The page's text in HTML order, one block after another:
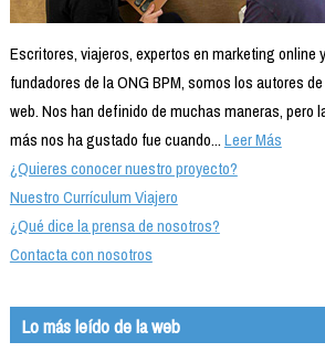
Escritores, viajeros, expertos en marketing online y
fundadores de la ONG BPM, somos los autores
web. Nos han definido de muchas maneras, pero
más nos ha gustado fue cuando...Leer Más
¿Quieres conocer nuestro proyecto?
Nuestro Currículum Viajero
¿Qué dice la prensa de nosotros?
Contacta con nosotros
Lo más leído de la web